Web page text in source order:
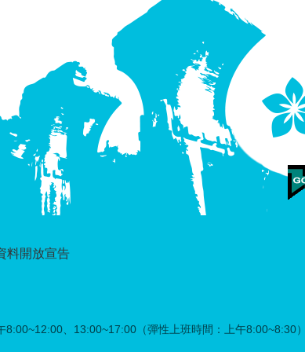
料開放宣告
8:00~12:00、13:00~17:00（彈性上班時間：上午8:00~8:30